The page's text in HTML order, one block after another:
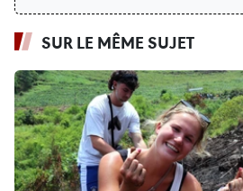
SUR LE MÊME SUJET